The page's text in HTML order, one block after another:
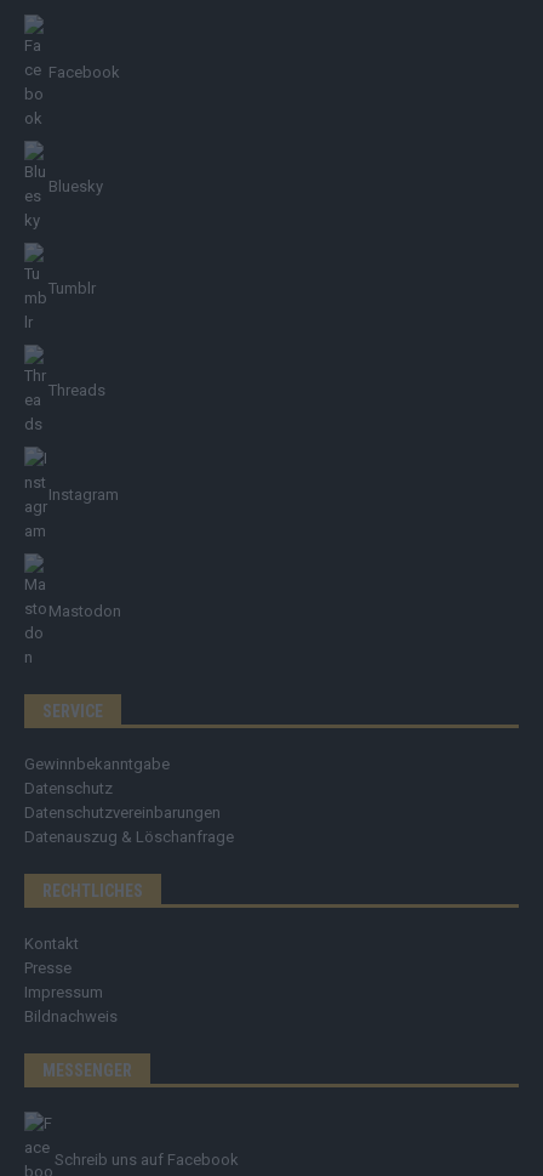
Facebook
Bluesky
Tumblr
Threads
Instagram
Mastodon
SERVICE
Gewinnbekanntgabe
Datenschutz
Datenschutzvereinbarungen
Datenauszug & Löschanfrage
RECHTLICHES
Kontakt
Presse
Impressum
Bildnachweis
MESSENGER
Schreib uns auf Facebook